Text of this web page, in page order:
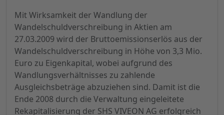
Mit Wirksamkeit der Wandlung der
Wandelschuldverschreibung in Aktien am
27.03.2009 wird der Bruttoemissionserlös aus der
Wandelschuldverschreibung in Höhe von 3,3 Mio.
Euro zu Eigenkapital, wobei aufgrund des
Wandlungsverhältnisses zu zahlende
Ausgleichsbeträge abzuziehen sind. Damit ist die
Ende 2008 durch die Verwaltung eingeleitete
Rekapitalisierung der SHS VIVEON AG erfolgreich